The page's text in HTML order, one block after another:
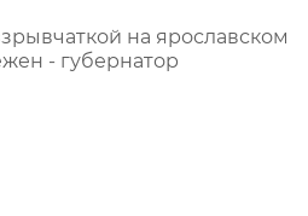
на ярославском
- губернатор